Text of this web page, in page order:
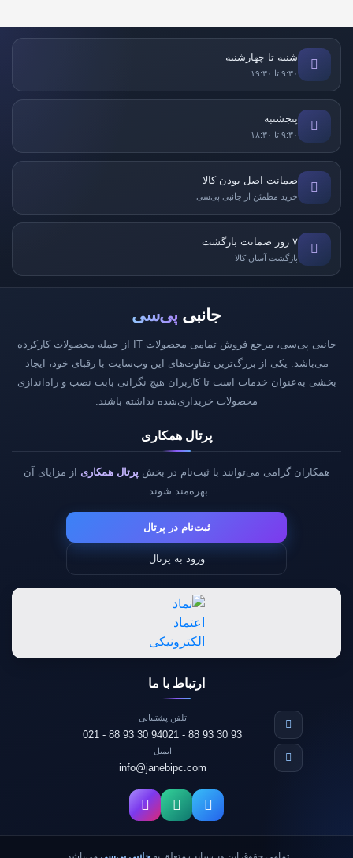
شنبه تا چهارشنبه
۹:۳۰ تا ۱۹:۳۰
پنجشنبه
۹:۳۰ تا ۱۸:۳۰
ضمانت اصل بودن کالا
خرید مطمئن از جانبی پی‌سی
۷ روز ضمانت بازگشت
بازگشت آسان کالا
جانبی پی‌سی
جانبی پی‌سی، مرجع فروش تمامی محصولات IT از جمله محصولات کارکرده
می‌باشد. یکی از بزرگ‌ترین تفاوت‌های این وب‌سایت با رقبای خود، ایجاد
بخشی به‌عنوان خدمات است تا کاربران هیچ نگرانی بابت نصب و راه‌اندازی
محصولات خریداری‌شده نداشته باشند.
پرتال همکاری
همکاران گرامی می‌توانند با ثبت‌نام در بخش پرتال همکاری از مزایای آن
بهره‌مند شوند.
ثبت‌نام در پرتال
ورود به پرتال
ارتباط با ما
تلفن پشتیبانی
021 - 88 93 30 93
021 - 88 93 30 94
ایمیل
info@janebipc.com